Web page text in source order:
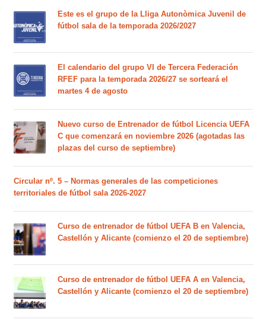
Este es el grupo de la Lliga Autonòmica Juvenil de
fútbol sala de la temporada 2026/2027
El calendario del grupo VI de Tercera Federación
RFEF para la temporada 2026/27 se sorteará el
martes 4 de agosto
Nuevo curso de Entrenador de fútbol Licencia UEFA
C que comenzará en noviembre 2026 (agotadas las
plazas del curso de septiembre)
Circular nº. 5 – Normas generales de las competiciones
territoriales de fútbol sala 2026-2027
Curso de entrenador de fútbol UEFA B en Valencia,
Castellón y Alicante (comienzo el 20 de septiembre)
Curso de entrenador de fútbol UEFA A en Valencia,
Castellón y Alicante (comienzo el 20 de septiembre)